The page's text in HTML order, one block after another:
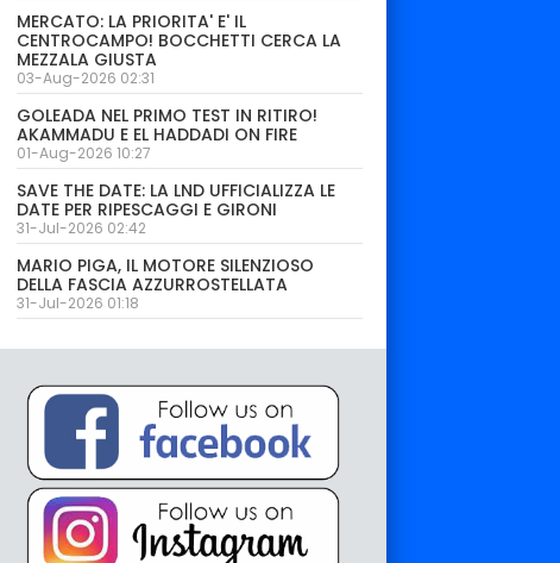
MERCATO: LA PRIORITA' E' IL
CENTROCAMPO! BOCCHETTI CERCA LA
MEZZALA GIUSTA
03-Aug-2026 02:31
GOLEADA NEL PRIMO TEST IN RITIRO!
AKAMMADU E EL HADDADI ON FIRE
01-Aug-2026 10:27
SAVE THE DATE: LA LND UFFICIALIZZA LE
DATE PER RIPESCAGGI E GIRONI
31-Jul-2026 02:42
MARIO PIGA, IL MOTORE SILENZIOSO
DELLA FASCIA AZZURROSTELLATA
31-Jul-2026 01:18